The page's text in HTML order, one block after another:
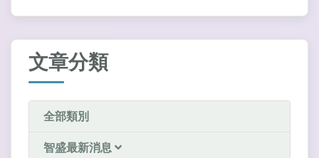
文章分類
全部類別
智盛最新消息